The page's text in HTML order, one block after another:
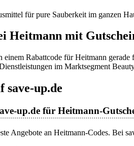
für pure Sauberkeit im ganzen
Heitmann mit
einem Rabattcode für Heitmann
im Marktsegment
save-up.de
up.de für Heitmann-
Angebote an Heitmann-Codes. Bei